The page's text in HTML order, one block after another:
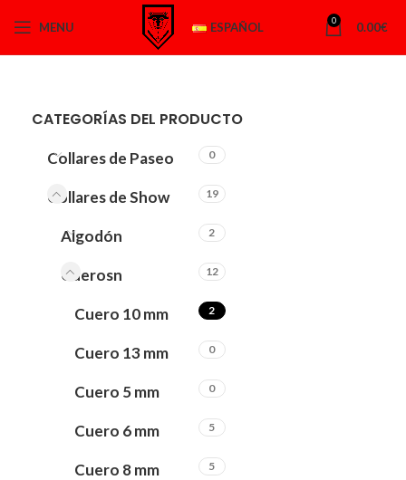
MENU ESPAÑOL 0 0.00€
CATEGORÍAS DEL PRODUCTO
Collares de Paseo 0
Collares de Show 19
Algodón 2
Cuerosn 12
Cuero 10 mm 2
Cuero 13 mm 0
Cuero 5 mm 0
Cuero 6 mm 5
Cuero 8 mm 5